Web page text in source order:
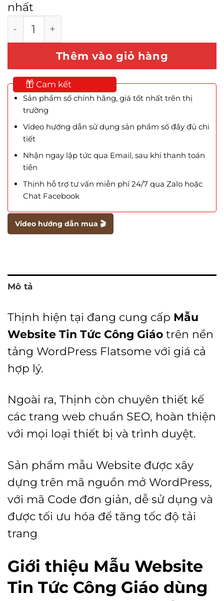
nhất
Mẫu Website Tin Tức Công Giáo số lượng
Thêm vào giỏ hàng
Cam kết
Sản phẩm số chính hãng, giá tốt nhất trên thị
trường
Video hướng dẫn sử dụng sản phẩm số đầy đủ chi
tiết
Nhận ngay lập tức qua Email, sau khi thanh toán
tiền
Thịnh hỗ trợ tư vấn miễn phí 24/7 qua Zalo hoặc
Chat Facebook
Video hướng dẫn mua 🎬
Mô tả
Thịnh hiện tại đang cung cấp Mẫu
Website Tin Tức Công Giáo trên nền
tảng WordPress Flatsome với giá cả
hợp lý.
Ngoài ra, Thịnh còn chuyên thiết kế
các trang web chuẩn SEO, hoàn thiện
với mọi loại thiết bị và trình duyệt.
Sản phẩm mẫu Website được xây
dựng trên mã nguồn mở WordPress,
với mã Code đơn giản, dễ sử dụng và
được tối ưu hóa để tăng tốc độ tải
trang
Giới thiệu Mẫu Website
Tin Tức Công Giáo dùng